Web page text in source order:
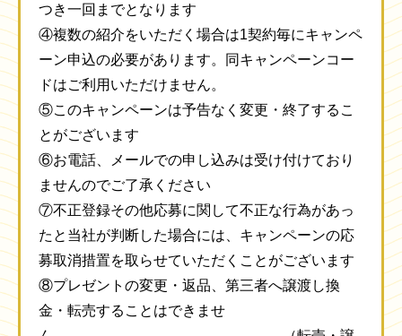
つき一回までとなります
④複数の紹介をいただく場合は1契約毎にキャンペ
ーン申込の必要があります。同キャンペーンコー
ドはご利用いただけません。
⑤このキャンペーンは予告なく変更・終了するこ
とがございます
⑥お電話、メールでの申し込みは受け付けており
ませんのでご了承ください
⑦不正登録その他応募に関して不正な行為があっ
たと当社が判断した場合には、キャンペーンの応
募取消措置を取らせていただくことがございます
⑧プレゼントの変更・返品、第三者へ譲渡し換
金・転売することはできませ